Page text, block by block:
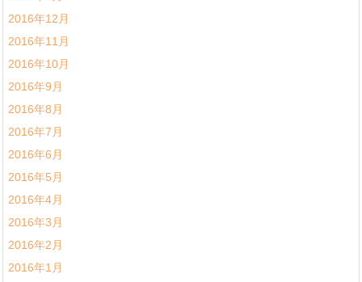
2016年12月
2016年11月
2016年10月
2016年9月
2016年8月
2016年7月
2016年6月
2016年5月
2016年4月
2016年3月
2016年2月
2016年1月